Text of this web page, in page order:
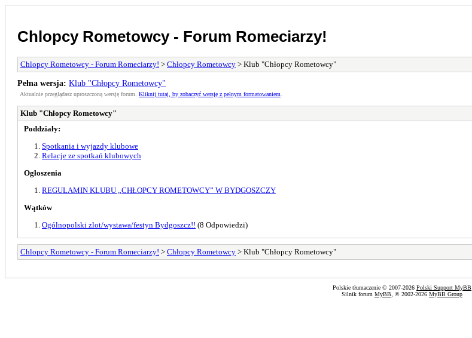
Chlopcy Rometowcy - Forum Romeciarzy!
Chlopcy Rometowcy - Forum Romeciarzy! > Chłopcy Rometowcy > Klub "Chłopcy Rometowcy"
Pełna wersja: Klub "Chłopcy Rometowcy"
Aktualnie przeglądasz uproszczoną wersję forum. Kliknij tutaj, by zobaczyć wersję z pełnym formatowaniem
Klub "Chłopcy Rometowcy"
Poddziały:
Spotkania i wyjazdy klubowe
Relacje ze spotkań klubowych
Ogłoszenia
REGULAMIN KLUBU „CHŁOPCY ROMETOWCY” W BYDGOSZCZY
Wątków
Ogólnopolski zlot/wystawa/festyn Bydgoszcz!! (8 Odpowiedzi)
Chlopcy Rometowcy - Forum Romeciarzy! > Chłopcy Rometowcy > Klub "Chłopcy Rometowcy"
Polskie tłumaczenie © 2007-2026 Polski Support MyBB
Silnik forum MyBB , © 2002-2026 MyBB Group